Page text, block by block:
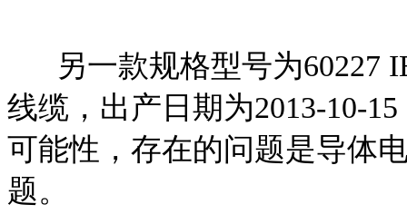
另一款规格型号为60227
线缆，出产日期为2013-10-
可能性，存在的问题是导体
题。